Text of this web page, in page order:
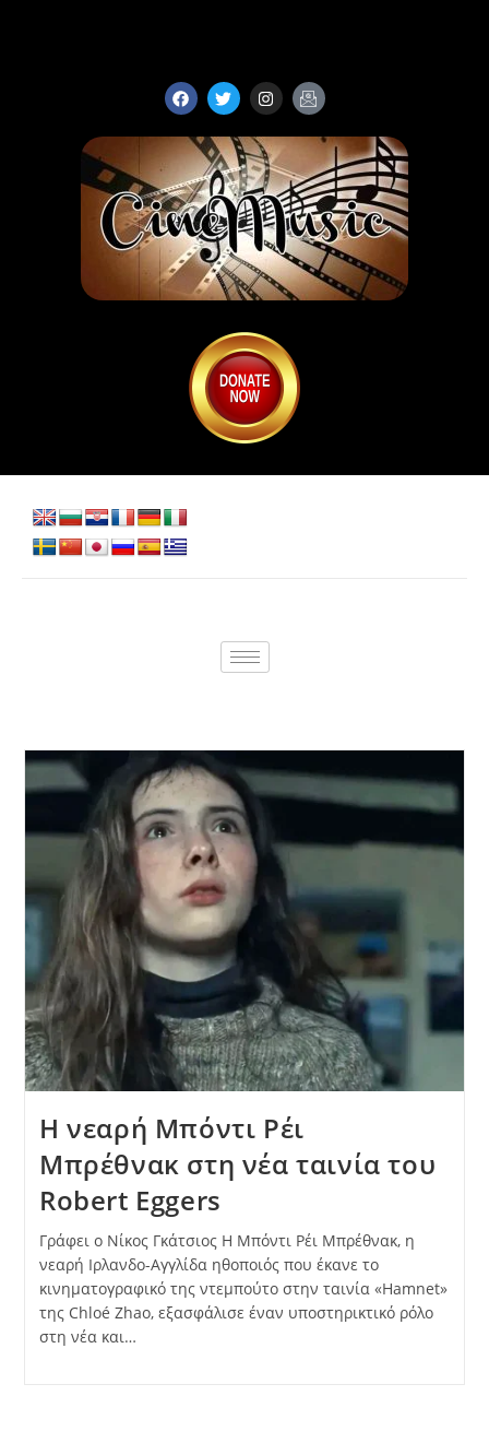
Η νεαρή Μπόντι Ρέι
Μπρέθνακ στη νέα ταινία του
Robert Eggers
Γράφει ο Νίκος Γκάτσιος Η Μπόντι Ρέι Μπρέθνακ, η
νεαρή Ιρλανδο-Αγγλίδα ηθοποιός που έκανε το
κινηματογραφικό της ντεμπούτο στην ταινία «Hamnet»
της Chloé Zhao, εξασφάλισε έναν υποστηρικτικό ρόλο
στη νέα και…